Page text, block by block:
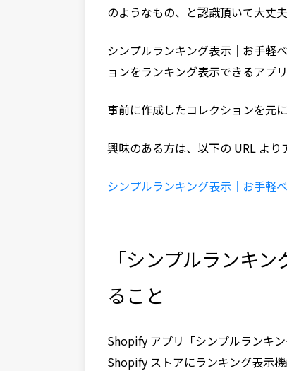
のようなもの、と認識頂いて大丈夫
シンプルランキング表示｜お手軽
ョンをランキング表示できるアプリ
事前に作成したコレクションを元
興味のある方は、以下の URL より
シンプルランキング表示｜お手軽
「シンプルランキ
ること
Shopify アプリ「シンプルランキ
Shopify ストアにランキング表示